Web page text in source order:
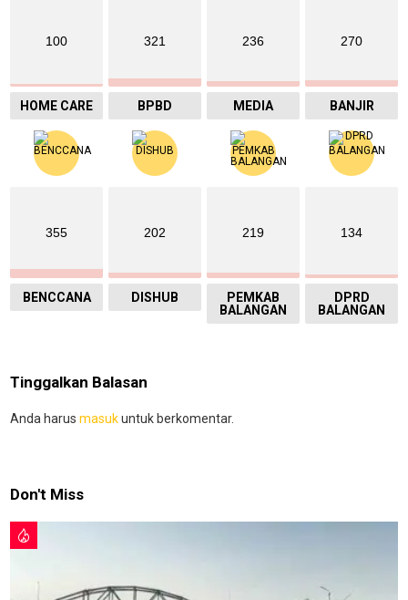
100
HOME CARE
321
BPBD
236
MEDIA
270
BANJIR
355
BENCCANA
202
DISHUB
219
PEMKAB
BALANGAN
134
DPRD
BALANGAN
Tinggalkan Balasan
Anda harus masukuntuk berkomentar.
Don't Miss